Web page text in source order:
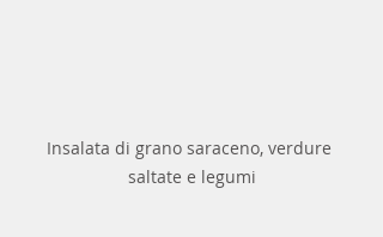
Insalata di grano saraceno, verdure
saltate e legumi